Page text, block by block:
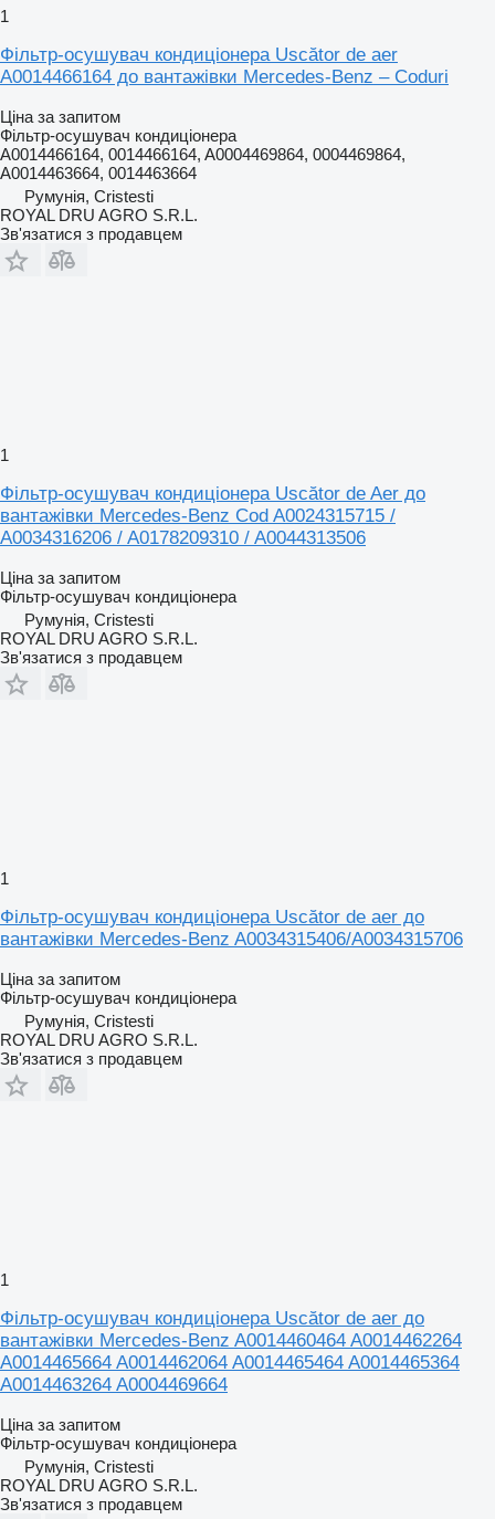
1
Фільтр-осушувач кондиціонера Uscător de aer
A0014466164 до вантажівки Mercedes-Benz – Coduri
Ціна за запитом
Фільтр-осушувач кондиціонера
A0014466164, 0014466164, A0004469864, 0004469864,
A0014463664, 0014463664
Румунія, Cristesti
ROYAL DRU AGRO S.R.L.
Зв'язатися з продавцем
1
Фільтр-осушувач кондиціонера Uscător de Aer до
вантажівки Mercedes-Benz Cod A0024315715 /
A0034316206 / A0178209310 / A0044313506
Ціна за запитом
Фільтр-осушувач кондиціонера
Румунія, Cristesti
ROYAL DRU AGRO S.R.L.
Зв'язатися з продавцем
1
Фільтр-осушувач кондиціонера Uscător de aer до
вантажівки Mercedes-Benz A0034315406/A0034315706
Ціна за запитом
Фільтр-осушувач кондиціонера
Румунія, Cristesti
ROYAL DRU AGRO S.R.L.
Зв'язатися з продавцем
1
Фільтр-осушувач кондиціонера Uscător de aer до
вантажівки Mercedes-Benz A0014460464 A0014462264
A0014465664 A0014462064 A0014465464 A0014465364
A0014463264 A0004469664
Ціна за запитом
Фільтр-осушувач кондиціонера
Румунія, Cristesti
ROYAL DRU AGRO S.R.L.
Зв'язатися з продавцем